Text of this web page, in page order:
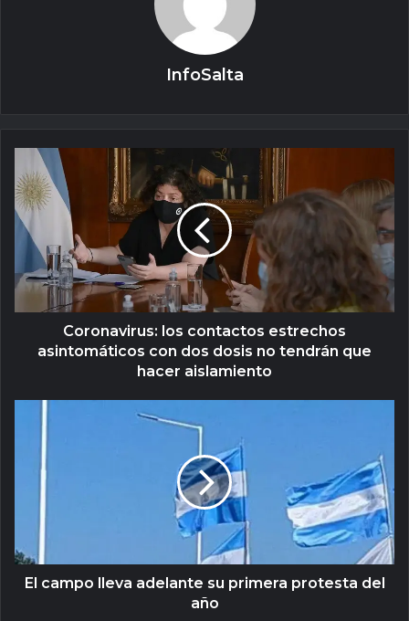
InfoSalta
Coronavirus: los contactos estrechos
asintomáticos con dos dosis no tendrán que
hacer aislamiento
El campo lleva adelante su primera protesta del
año